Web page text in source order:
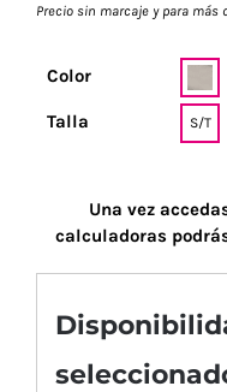
Precio sin marcaje y para más
Color
Talla S/T
Una vez
calculadoras